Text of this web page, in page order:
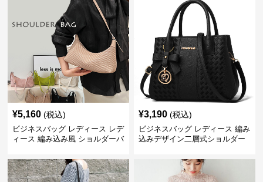
¥5,160 (税込)
ビジネスバッグ レディース レデ
ィース 編み込み風 ショルダーバ
¥3,190 (税込)
ビジネスバッグ レディース 編み
込みデザイン二層式ショルダー